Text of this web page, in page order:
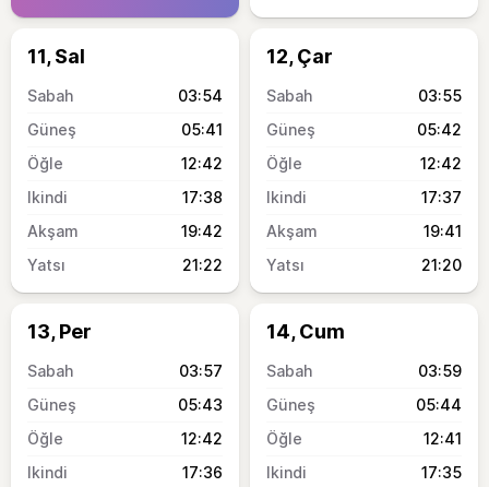
11, Sal
03:54
05:41
12:42
17:38
19:42
21:22
12, Çar
03:55
05:42
12:42
17:37
19:41
21:20
13, Per
03:57
05:43
12:42
17:36
14, Cum
03:59
05:44
12:41
17:35